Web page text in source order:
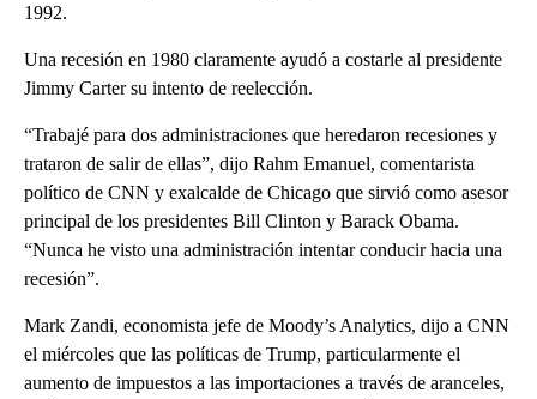
1992.
Una recesión en 1980 claramente ayudó a costarle al presidente
Jimmy Carter su intento de reelección.
“Trabajé para dos administraciones que heredaron recesiones y
trataron de salir de ellas”, dijo Rahm Emanuel, comentarista
político de CNN y exalcalde de Chicago que sirvió como asesor
principal de los presidentes Bill Clinton y Barack Obama.
“Nunca he visto una administración intentar conducir hacia una
recesión”.
Mark Zandi, economista jefe de Moody’s Analytics, dijo a CNN
el miércoles que las políticas de Trump, particularmente el
aumento de impuestos a las importaciones a través de aranceles,